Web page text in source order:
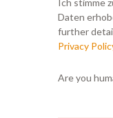
Daten
further
Privacy
Are you